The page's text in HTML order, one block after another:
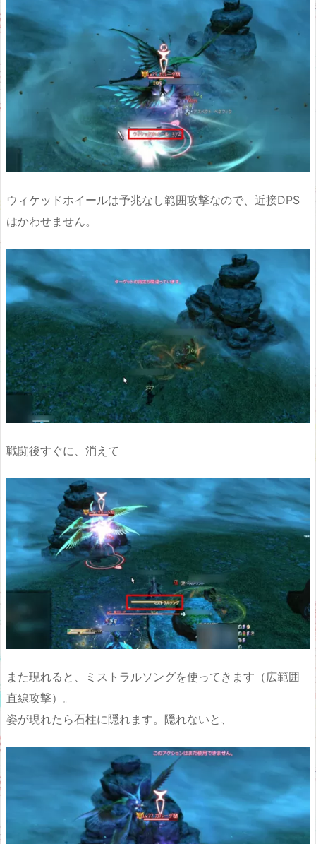
ウィケッドホイールは予兆なし範囲攻撃なので、近接DPS
はかわせません。
戦闘後すぐに、消えて
また現れると、ミストラルソングを使ってきます（広範囲
直線攻撃）。
姿が現れたら石柱に隠れます。隠れないと、